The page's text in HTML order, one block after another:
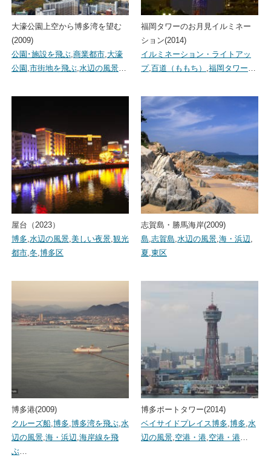
大濠公園上空から博多湾を望む
(2009)
公園･施設を飛ぶ,商業都市,大濠
公園 ,市街地を飛ぶ,水辺の風景…
福岡タワーのお月見イルミネー
ション(2014)
イルミネーション・ライトアッ
プ,百道（ももち） ,福岡タワー…
屋台（2023）
博多,水辺の風景,美しい夜景,観光
都市,冬,博多区
志賀島・勝馬海岸(2009)
島,志賀島,水辺の風景,海・浜辺,
夏,東区
博多港(2009)
クルーズ船,博多,博多湾を飛ぶ,水
辺の風景,海・浜辺,海岸線を飛
ぶ…
博多ポートタワー(2014)
ベイサイドプレイス博多,博多,水
辺の風景,空港・港,空港・港…